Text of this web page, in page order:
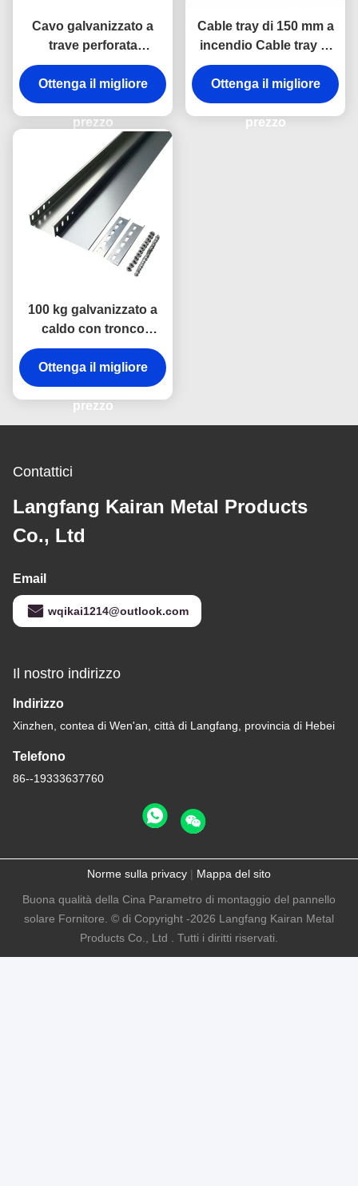
Cavo galvanizzato a
trave perforata
cablaggio elettrico 450
mm
Ottenga il migliore
prezzo
Cable tray di 150 mm a
incendio Cable tray di
acciaio galvanizzato
ventilato
Ottenga il migliore
prezzo
100 kg galvanizzato a
caldo con tronco
galvanizzato
Ottenga il migliore
prezzo
Contattici
Langfang Kairan Metal Products
Co., Ltd
Email
wqikai1214@outlook.com
Il nostro indirizzo
Indirizzo
Xinzhen, contea di Wen'an, città di Langfang, provincia di Hebei
Telefono
86--19333637760
Norme sulla privacy | Mappa del sito
Buona qualità della Cina Parametro di montaggio del pannello
solare Fornitore. © di Copyright -2026 Langfang Kairan Metal
Products Co., Ltd . Tutti i diritti riservati.